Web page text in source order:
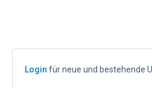
Login für neue und bestehende